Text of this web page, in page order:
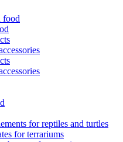
food
for reptiles and turtles
for terrariums